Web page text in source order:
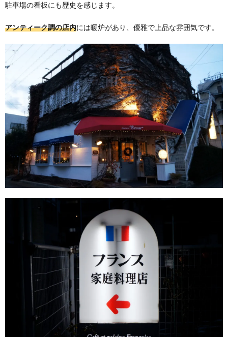
駐車場の看板にも歴史を感じます。
アンティーク調の店内には暖炉があり、優雅で上品な雰囲気です。